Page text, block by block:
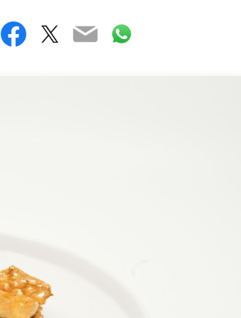
Facebook
Twitter
EmailWhatsApp